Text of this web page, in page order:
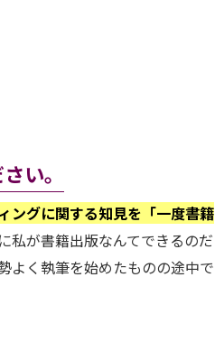
い。
ングに関する知見を「一度書籍
私が書籍出版なんてできるのだ
よく執筆を始めたものの途中で